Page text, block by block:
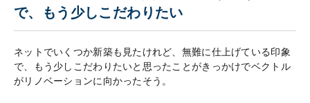
で、もう少しこだわりたい
ネットでいくつか新築も見たけれど、無難に仕上げている印象
で、もう少しこだわりたいと思ったことがきっかけでベクトル
がリノベーションに向かったそう。